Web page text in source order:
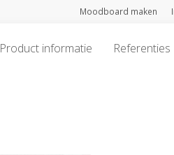
Moodboard maken
Product informatie Referenties